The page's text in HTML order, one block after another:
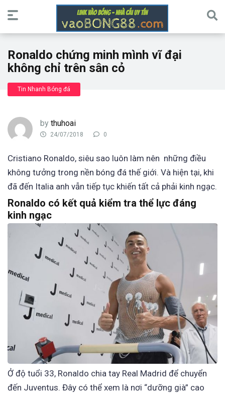
Ronaldo chứng minh mình vĩ đại
không chỉ trên sân cỏ
Tin Nhanh Bóng đá
by thuhoai
24/07/2018 0
Cristiano Ronaldo, siêu sao luôn làm nên những điều
không tưởng trong nền bóng đá thế giới. Và hiện tại, khi
đã đến Italia anh vẫn tiếp tục khiến tất cả phải kinh ngạc.
Ronaldo có kết quả kiểm tra thể lực đáng
kinh ngạc
Ở độ tuổi 33, Ronaldo chia tay Real Madrid để chuyển
đến Juventus. Đây có thể xem là nơi “dưỡng già” cao